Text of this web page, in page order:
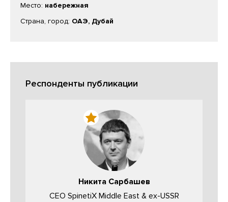
Место: набережная
Страна, город: ОАЭ, Дубай
Респонденты публикации
Никита Сарбашев
CEO SpinetiX Middle East & ex-USSR